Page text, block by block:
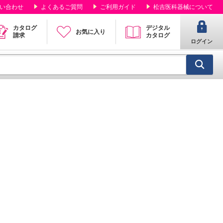
合わせ よくあるご質問 ご利用ガイド 松吉医科器械について
カタログ
請求
お気に入り
デジタル
カタログ
ログイン